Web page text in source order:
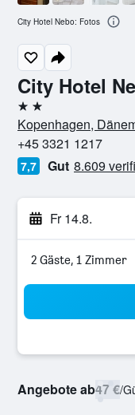
City Hotel
2 Sterne
Kopenhagen,
+45 3321 1217
7,7 Gut 8.609
Fr 14.8.
2 Gäste, 1 Zimmer
Angebote ab47 €/
City Hotel Nebo: Fotos